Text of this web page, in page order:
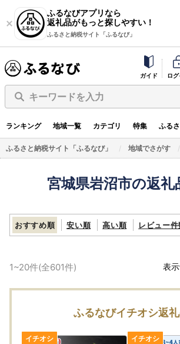
ふるなびアプリなら
返礼品がもっと探しやすい！
ふるさと納税サイト「ふるなび」
ガイド ロ
キーワードを入力
ランキング 地域一覧 カテゴリ 特集 ふる
ふるさと納税サイト「ふるなび」 地域でさがす
宮城県岩沼市の返礼
おすすめ順 安い順 高い順 レビュー
1~20件(全601件) 表示
ふるなびイチオシ返